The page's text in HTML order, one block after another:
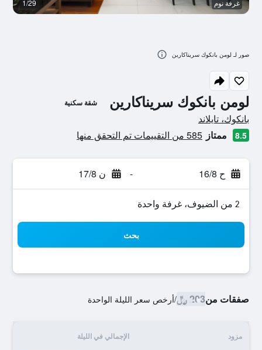
لومن بانكوك سريناكارين شقة سكنية
تقييم فئة 0
بانكوك، تايلاند
8.5 ممتاز 585 من التقييمات تم التحقق منها
ح 16/8 - ن 17/8
2 من الضيوف، غرفة واحدة
بحث
صفقات من203 ﷼ /أرخص سعر الليلة الواحدة
مزود الإجمالي في الليلة
غرفة نوم 1/29
صور لـ لومن بانكوك سريناكارين